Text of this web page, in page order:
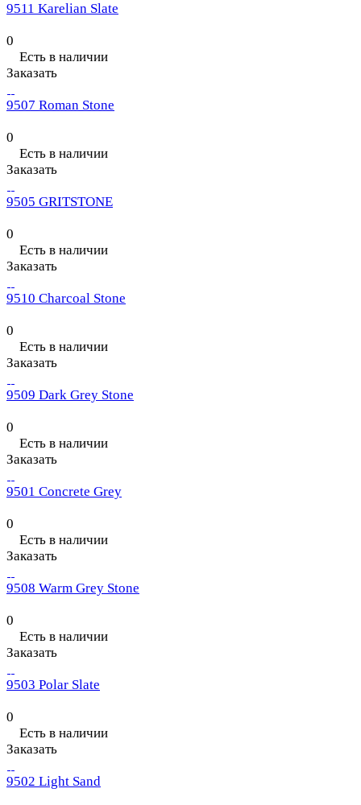
9511 Karelian Slate
0
Есть в наличии
Заказать
9507 Roman Stone
0
Есть в наличии
Заказать
9505 GRITSTONE
0
Есть в наличии
Заказать
9510 Charcoal Stone
0
Есть в наличии
Заказать
9509 Dark Grey Stone
0
Есть в наличии
Заказать
9501 Concrete Grey
0
Есть в наличии
Заказать
9508 Warm Grey Stone
0
Есть в наличии
Заказать
9503 Polar Slate
0
Есть в наличии
Заказать
9502 Light Sand